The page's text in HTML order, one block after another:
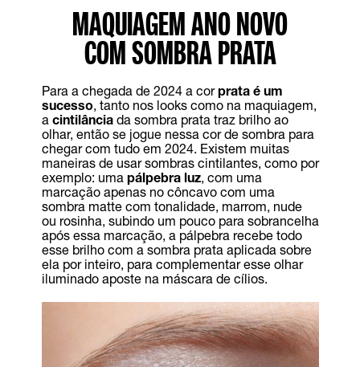
MAQUIAGEM ANO NOVO
COM SOMBRA PRATA
Para a chegada de 2024 a corprata é um
sucesso, tanto nos looks como na maquiagem,
a cintilânciada sombra prata traz brilho ao
olhar, então se jogue nessa cor de sombra para
chegar com tudo em 2024. Existem muitas
maneiras de usar sombras cintilantes, como por
exemplo: uma pálpebra luz, com uma
marcação apenas no côncavo com uma
sombra matte com tonalidade, marrom, nude
ou rosinha, subindo um pouco para sobrancelha
após essa marcação, a pálpebra recebe todo
esse brilho com a sombra prata aplicada sobre
ela por inteiro, para complementar esse olhar
iluminado aposte na máscara de cílios.